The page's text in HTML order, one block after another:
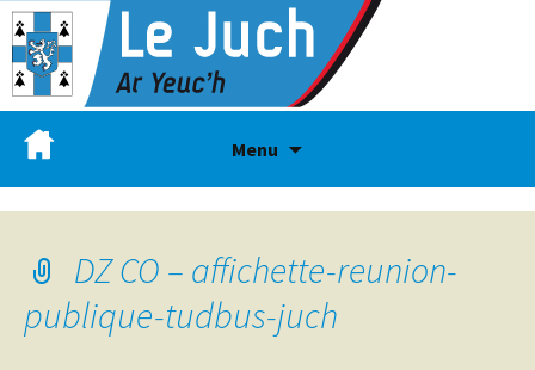
Menu
DZ CO – affichette-reunion-
publique-tudbus-juch